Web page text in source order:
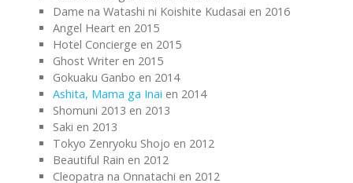
Dame na Watashi ni Koishite Kudasai en 2016
Angel Heart en 2015
Hotel Concierge en 2015
Ghost Writer en 2015
Gokuaku Ganbo en 2014
Ashita, Mama ga Inai en 2014
Shomuni 2013 en 2013
Saki en 2013
Tokyo Zenryoku Shojo en 2012
Beautiful Rain en 2012
Cleopatra na Onnatachi en 2012